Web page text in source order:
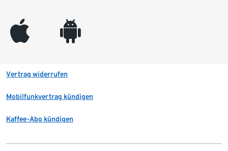
appleinc android
Vertrag widerrufen
Mobilfunkvertrag kündigen
Kaffee-Abo kündigen